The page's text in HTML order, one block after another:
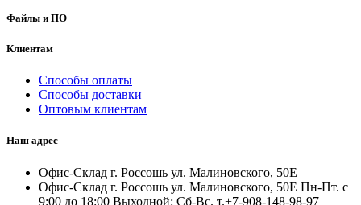
Файлы и ПО
Клиентам
Способы оплаты
Способы доставки
Оптовым клиентам
Наш адрес
Офис-Склад г. Россошь ул. Малиновского, 50Е
Офис-Склад г. Россошь ул. Малиновского, 50Е Пн-Пт. с
9:00 до 18:00 Выходной: Сб-Вс. т.+7-908-148-98-97